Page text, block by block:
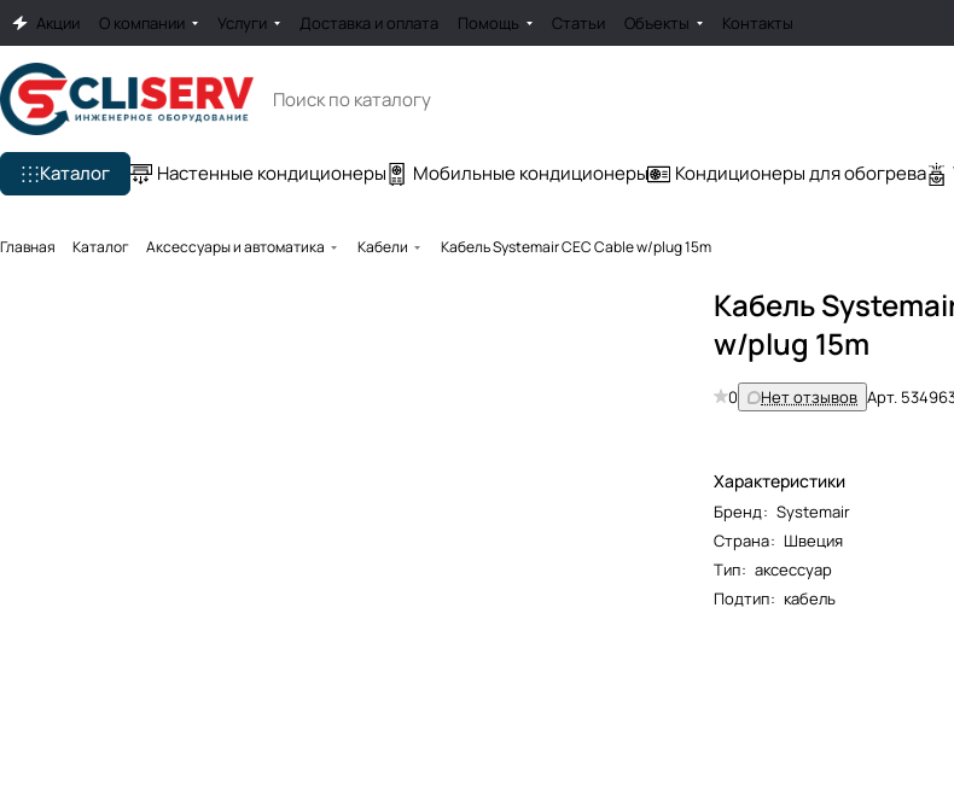
Акции О компании Услуги Доставка и оплата Помощь Статьи Объекты Контакты
Каталог Настенные кондиционеры Мобильные кондиционеры Кондиционеры для обогрева
Главная Каталог Аксессуары и автоматика Кабели Кабель Systemair CEC Cable w/plug 15m
Кабель
w/plug 15m
0 Нет отзывов Арт.
Характеристики
Бренд: Systemair
Страна: Швеция
Тип: аксессуар
Подтип: кабель